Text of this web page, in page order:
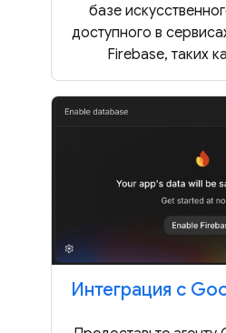
базе
доступного в
Firebase, таких
Интеграция с